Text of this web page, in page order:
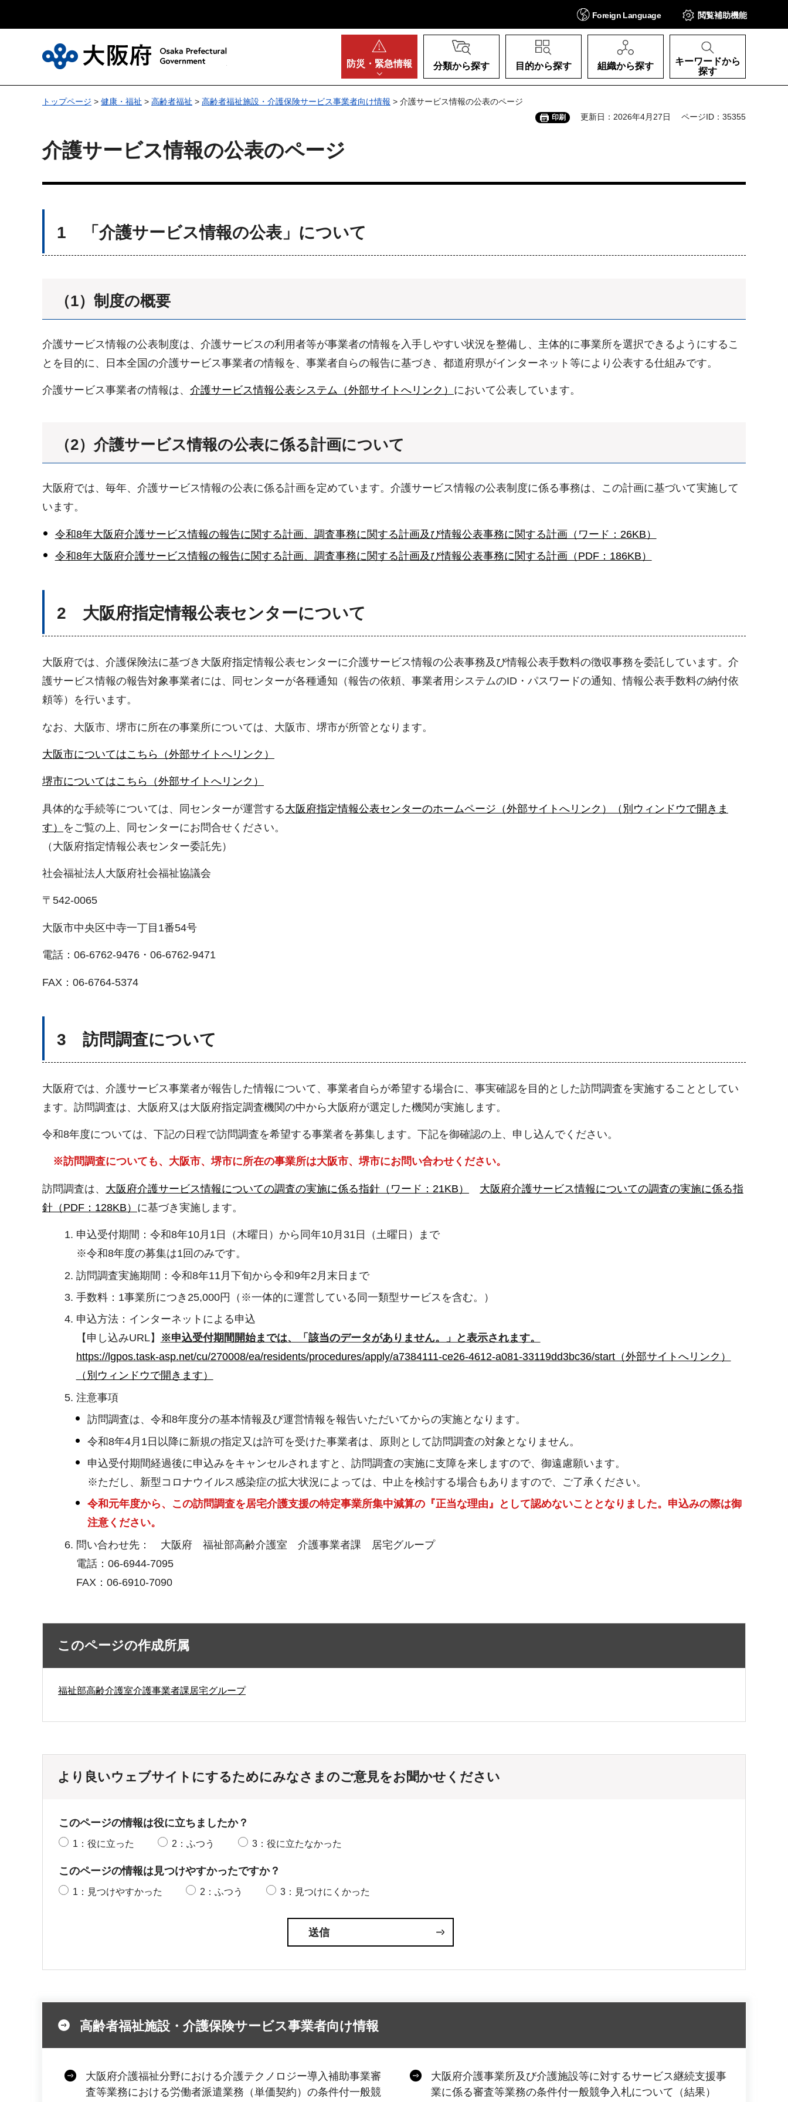
Foreign Language 閲覧補助機能
防災・ 緊急情報 分類から探す 目的から探す 組織から探す
キーワードから
探す
トップページ > 健康・福祉 > 高齢者福祉 > 高齢者福祉施設・介護保険サービス事業者向け情報 > 介護サービス情報の公表のページ
印刷 更新日：2026年4月27日 ページID：35355
介護サービス情報の公表のページ
1 「介護サービス情報の公表」について
（1）制度の概要
介護サービス情報の公表制度は、介護サービスの利用者等が事業者の情報を入手しやすい状況を整備し、主体的に事業所を選択できるようにするこ
とを目的に、日本全国の介護サービス事業者の情報を、事業者自らの報告に基づき、都道府県がインターネット等により公表する仕組みです。
介護サービス事業者の情報は、 介護サービス情報公表システム（外部サイトへリンク） において公表しています。
（2）介護サービス情報の公表に係る計画について
大阪府では、毎年、介護サービス情報の公表に係る計画を定めています。介護サービス情報の公表制度に係る事務は、この計画に基づいて実施して
います。
令和8年大阪府介護サービス情報の報告に関する計画、調査事務に関する計画及び情報公表事務に関する計画（ワード：26KB）
令和8年大阪府介護サービス情報の報告に関する計画、調査事務に関する計画及び情報公表事務に関する計画（PDF：186KB）
2 大阪府指定情報公表センターについて
大阪府では、介護保険法に基づき大阪府指定情報公表センターに介護サービス情報の公表事務及び情報公表手数料の徴収事務を委託しています。介
護サービス情報の報告対象事業者には、同センターが各種通知（報告の依頼、事業者用システムのID・パスワードの通知、情報公表手数料の納付依
頼等）を行います。
なお、大阪市、堺市に所在の事業所については、大阪市、堺市が所管となります。
大阪市についてはこちら（外部サイトへリンク）
堺市についてはこちら（外部サイトへリンク）
具体的な手続等については、同センターが運営する大阪府指定情報公表センターのホームページ（外部サイトへリンク）（別ウィンドウで開きま
す） をご覧の上、同センターにお問合せください。
（大阪府指定情報公表センター委託先）
社会福祉法人大阪府社会福祉協議会
〒542-0065
大阪市中央区中寺一丁目1番54号
電話：06-6762-9476・06-6762-9471
FAX：06-6764-5374
3 訪問調査について
大阪府では、介護サービス事業者が報告した情報について、事業者自らが希望する場合に、事実確認を目的とした訪問調査を実施することとしてい
ます。訪問調査は、大阪府又は大阪府指定調査機関の中から大阪府が選定した機関が実施します。
令和8年度については、下記の日程で訪問調査を希望する事業者を募集します。下記を御確認の上、申し込んでください。
※訪問調査についても、大阪市、堺市に所在の事業所は大阪市、堺市にお問い合わせください。
訪問調査は、 大阪府介護サービス情報についての調査の実施に係る指針（ワード：21KB）
大阪府介護サービス情報についての調査の実施に係る指
針（PDF：128KB） に基づき実施します。
申込受付期間：令和8年10月1日（木曜日）から同年10月31日（土曜日）まで
※令和8年度の募集は1回のみです。
訪問調査実施期間：令和8年11月下旬から令和9年2月末日まで
手数料：1事業所につき25,000円（※一体的に運営している同一類型サービスを含む。）
申込方法：インターネットによる申込
【申し込みURL】
※申込受付期間開始までは、「該当のデータがありません。」と表示されます。
https://lgpos.task-asp.net/cu/270008/ea/residents/procedures/apply/a7384111-ce26-4612-a081-33119dd3bc36/start（外部サイトへリンク）
（別ウィンドウで開きます）
注意事項
訪問調査は、令和8年度分の基本情報及び運営情報を報告いただいてからの実施となります。
令和8年4月1日以降に新規の指定又は許可を受けた事業者は、原則として訪問調査の対象となりません。
申込受付期間経過後に申込みをキャンセルされますと、訪問調査の実施に支障を来しますので、御遠慮願います。
※ただし、新型コロナウイルス感染症の拡大状況によっては、中止を検討する場合もありますので、ご了承ください。
令和元年度から、この訪問調査を居宅介護支援の特定事業所集中減算の『正当な理由』として認めないこととなりました。申込みの際は御
注意ください。
問い合わせ先： 大阪府 福祉部高齢介護室 介護事業者課 居宅グループ
電話：06-6944-7095
FAX：06-6910-7090
このページの作成所属
福祉部高齢介護室介護事業者課居宅グループ
より良いウェブサイトにするためにみなさまのご意見をお聞かせください
このページの情報は役に立ちましたか？
1：役に立った 2：ふつう 3：役に立たなかった
このページの情報は見つけやすかったですか？
1：見つけやすかった 2：ふつう 3：見つけにくかった
高齢者福祉施設・介護保険サービス事業者向け情報
大阪府介護福祉分野における介護テクノロジー導入補助事業審
査等業務における労働者派遣業務（単価契約）の条件付一般競
大阪府介護事業所及び介護施設等に対するサービス継続支援事
業に係る審査等業務の条件付一般競争入札について（結果）